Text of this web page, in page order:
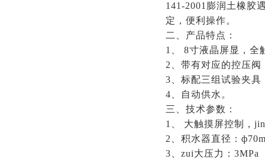
141-2001膨润土橡胶
定，便利操作。
二、产品特点：
1、 8寸液晶屏显，全
2、带有对应的控压
3、标配三组试验夹
4、自动供水。
三、技术参数：
1、 大触摸屏控制，
2、积水器直径：
3、zui大压力：3MPa